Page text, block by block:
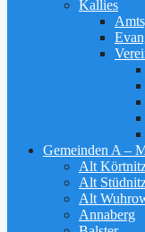
Kallies
Gemeinden A –
Alt
Alt
Alt
Annaberg